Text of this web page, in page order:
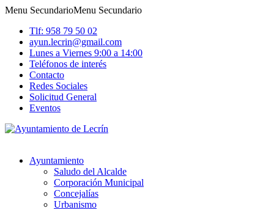
Menu SecundarioMenu Secundario
Tlf: 958 79 50 02
ayun.lecrin@gmail.com
Lunes a Viernes 9:00 a 14:00
Teléfonos de interés
Contacto
Redes Sociales
Solicitud General
Eventos
Ayuntamiento
Saludo del Alcalde
Corporación Municipal
Concejalías
Urbanismo